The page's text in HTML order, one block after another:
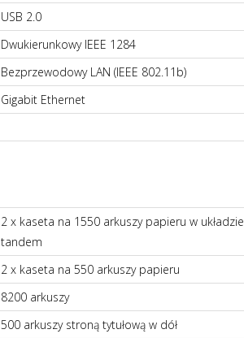
USB 2.0
Dwukierunkowy IEEE 1284
Bezprzewodowy LAN (IEEE 802.11b)
Gigabit Ethernet
2 x kaseta na 1550 arkuszy papieru w układzie
tandem
2 x kaseta na 550 arkuszy papieru
8200 arkuszy
500 arkuszy stroną tytułową w dół